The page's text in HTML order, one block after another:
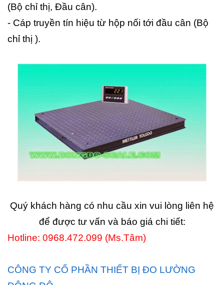
(Bộ chỉ thị, Đầu cân).
- Cáp truyền tín hiệu từ hộp nối tới đầu cân (Bộ
chỉ thị ).
Quý khách hàng có nhu cầu xin vui lòng liên hệ
để được tư vấn và báo giá chi tiết:
Hotline: 0968.472.099 (Ms.Tâm)
CÔNG TY CỔ PHẦN THIẾT BỊ ĐO LƯỜNG